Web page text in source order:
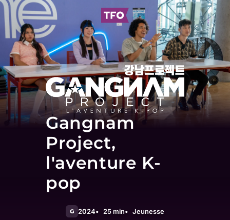
Gangnam
Project,
l'aventure K-
pop
G 2024 25 min Jeunesse